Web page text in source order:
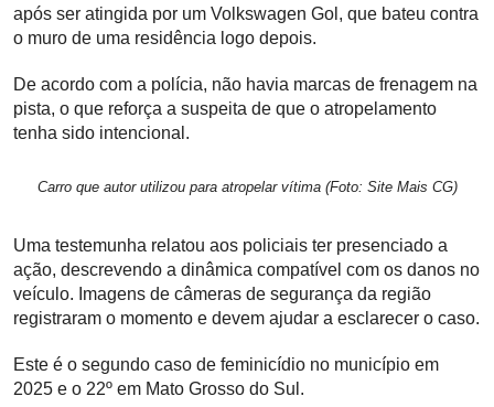
após ser atingida por um Volkswagen Gol, que bateu contra
o muro de uma residência logo depois.
De acordo com a polícia, não havia marcas de frenagem na
pista, o que reforça a suspeita de que o atropelamento
tenha sido intencional.
Carro que autor utilizou para atropelar vítima (Foto: Site Mais CG)
Uma testemunha relatou aos policiais ter presenciado a
ação, descrevendo a dinâmica compatível com os danos no
veículo. Imagens de câmeras de segurança da região
registraram o momento e devem ajudar a esclarecer o caso.
Este é o segundo caso de feminicídio no município em
2025 e o 22º em Mato Grosso do Sul.